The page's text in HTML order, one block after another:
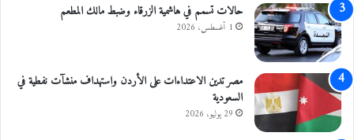
حالات تسمم في هاشمية الزرقاء وضبط مالك المطعم
1 أغسطس، 2026
مصر تدين الاعتداءات على الأردن واستهداف منشآت نفطية في
السعودية
29 يوليو، 2026